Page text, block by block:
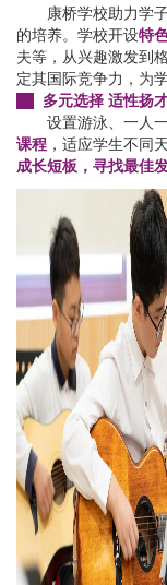
康桥学校助力学
的培养。学校开设特
夫等， 从兴趣激发到
定其国际竞争力， 为
多元选择 适性扬
设置游泳、一人
课程 ，适应学生不同
成长短板 ，寻找最佳